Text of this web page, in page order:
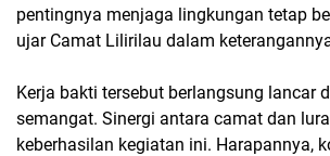
pentingnya menjaga lingkungan tetap
ujar Camat Lilirilau dalam
Kerja bakti tersebut berlangsung lancar
semangat. Sinergi antara camat dan
keberhasilan kegiatan ini. Harapannya,